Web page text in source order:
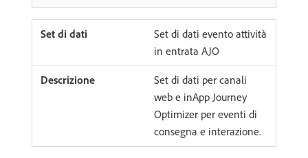
Set di dati evento attività
in entrata AJO
Set di dati per canali
web e inApp Journey
Optimizer per eventi di
consegna e interazione.